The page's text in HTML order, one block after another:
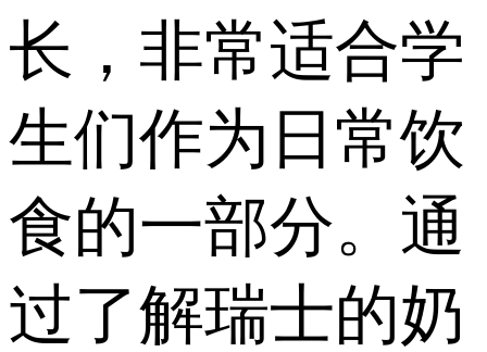
长，非常适合学
生们作为日常饮
食的一部分。通
过了解瑞士的奶